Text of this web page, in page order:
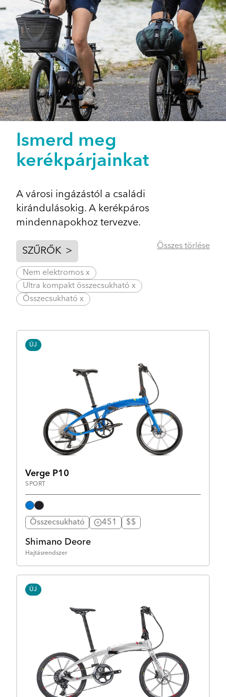
Ismerd meg
kerékpárjainkat
A városi ingázástól a családi
kirándulásokig. A kerékpáros
mindennapokhoz tervezve.
SZŰRŐK > Összes törlése
Nem elektromos x
Ultra kompakt összecsukható x
Összecsukható x
ÚJ
Verge P10
SPORT
Összecsukható 451 $$
Shimano Deore
Hajtásrendszer
ÚJ